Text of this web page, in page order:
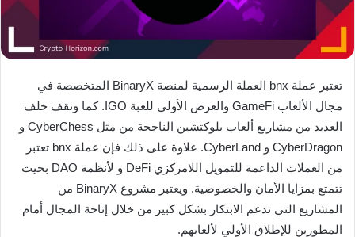
تعتبر عملة bnx العملة الرسمية لمنصة BinaryX المتخصصة في
مجال الألعاب GameFi والعرض الأولي للعبة IGO. كما وتقف خلف
العديد من مشاريع ألعاب بلوكتشين الناجحة من مثل CyberChess و
CyberDragon و CyberLand. علاوة على ذلك فإن عملة bnx تعتبر
من العملات الداعمة للتمويل اللامركزي DeFi و لأنظمة DAO بحيث
تتمتع بمزايا الأمان والخصوصية. ويعتبر مشروع BinaryX من
المشاريع التي تدعم الابتكار بشكل كبير من خلال إتاحة المجال أمام
المطورين للإطلاق الأولي لألعابهم.